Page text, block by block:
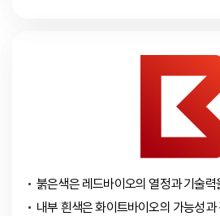
붉은색은 레드바이오의 열정과 기술력
내부 흰색은 화이트바이오의 가능성